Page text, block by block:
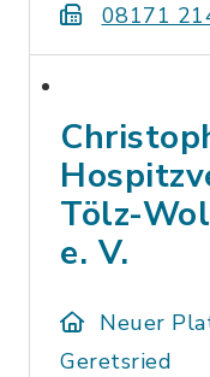
08171
Tölz-
e. V.
Neuer
Geretsried